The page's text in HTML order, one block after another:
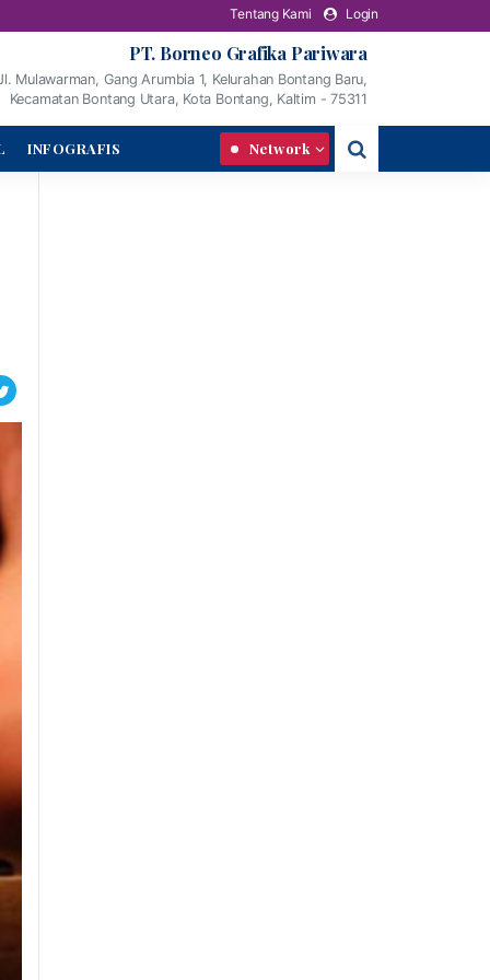
Tentang Kami Login
PT. Borneo Grafika Pariwara
Mulawarman, Gang Arumbia 1, Kelurahan Bontang Baru,
Kecamatan Bontang Utara, Kota Bontang, Kaltim - 75311
INFOGRAFIS Network